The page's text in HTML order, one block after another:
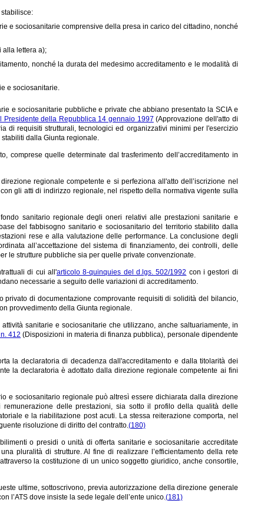
e sociosanitarie comprensive della presa in carico del cittadino, nonché
alla lettera a);
nonché la durata del medesimo accreditamento e le modalità di
e sociosanitarie.
e sociosanitarie pubbliche e private che abbiano presentato la SCIA e
Presidente della Repubblica 14 gennaio 1997 (Approvazione dell'atto di
di requisiti strutturali, tecnologici ed organizzativi minimi per l'esercizio
dalla Giunta regionale.
comprese quelle determinate dal trasferimento dell’accreditamento in
regionale competente e si perfeziona all'atto dell’iscrizione nel
gli atti di indirizzo regionale, nel rispetto della normativa vigente sulla
sanitario regionale degli oneri relativi alle prestazioni sanitarie e
del fabbisogno sanitario e sociosanitario del territorio stabilito dalla
rese e alla valutazione delle performance. La conclusione degli
all’accettazione del sistema di finanziamento, dei controlli, delle
le strutture pubbliche sia per quelle private convenzionate.
di cui all'articolo 8-quinquies del d.lgs. 502/1992 con i gestori di
necessarie a seguito delle variazioni di accreditamento.
di documentazione comprovante requisiti di solidità del bilancio,
provvedimento della Giunta regionale.
sanitarie e sociosanitarie che utilizzano, anche saltuariamente, in
412 (Disposizioni in materia di finanza pubblica), personale dipendente
la declaratoria di decadenza dall'accreditamento e dalla titolarità dei
la declaratoria è adottato dalla direzione regionale competente ai fini
e sociosanitario regionale può altresì essere dichiarata dalla direzione
delle prestazioni, sia sotto il profilo della qualità delle
e la riabilitazione post acuti. La stessa reiterazione comporta, nel
risoluzione di diritto del contratto.(180)
o presidi o unità di offerta sanitarie e sociosanitarie accreditate
pluralità di strutture. Al fine di realizzare l’efficientamento della rete
la costituzione di un unico soggetto giuridico, anche consortile,
ultime, sottoscrivono, previa autorizzazione della direzione generale
l’ATS dove insiste la sede legale dell’ente unico.(181)